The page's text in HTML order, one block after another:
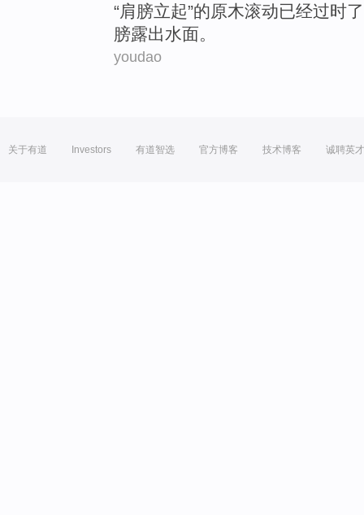
“肩膀立起”的原木滚动已经过时
膀露出水面。
youdao
关于有道 Investors 有道智选 官方博客 技术博客 诚聘英才